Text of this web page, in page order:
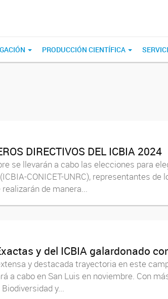
PRODUCCIÓN CIENTÍFICA
DIRECTIVOS DEL ICBIA 2024
se llevarán a cabo las elecciones para
CONICET-UNRC), representantes
de manera...
y del ICBIA galardonado
y destacada trayectoria en este
a cabo en San Luis en noviembre. Con
y...